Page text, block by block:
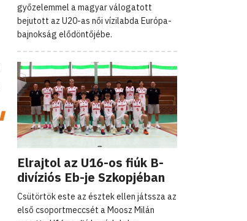
győzelemmel a magyar válogatott
bejutott az U20-as női vízilabda Európa-
bajnokság elődöntőjébe.
Elrajtol az U16-os fiúk B-
divíziós Eb-je Szkopjéban
Csütörtök este az észtek ellen játssza az
első csoportmeccsét a Moosz Milán